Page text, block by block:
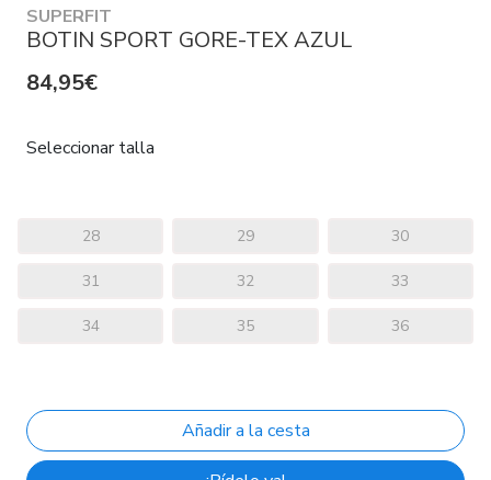
SUPERFIT
BOTIN SPORT GORE-TEX AZUL
84,95€
Seleccionar talla
28 29 30
31 32 33
34 35 36